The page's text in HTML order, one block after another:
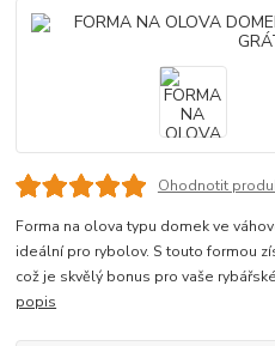
Ohodnotit
Forma na olova typu domek ve
ideální pro rybolov. S touto formou
což je skvělý bonus pro vaše
popis